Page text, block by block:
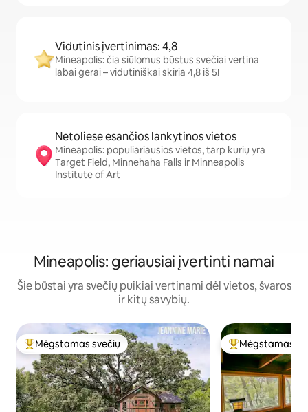
Vidutinis įvertinimas: 4,8
Mineapolis: čia siūlomus būstus svečiai vertina
labai gerai – vidutiniškai skiria 4,8 iš 5!
Netoliese esančios lankytinos vietos
Mineapolis: populiariausios vietos, tarp kurių yra
Target Field, Minnehaha Falls ir Minneapolis
Institute of Art
Mineapolis: geriausiai įvertinti namai
Šie būstai yra svečių puikiai vertinami dėl vietos, švaros
ir kitų savybių.
Svečių mėgstamiausias
Mėgstamas svečių Svečių
Mėgstamas